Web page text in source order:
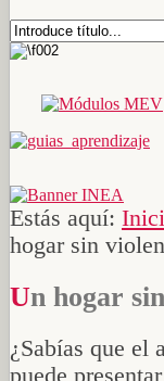
Estás aquí:
hogar sin
Un hogar
¿Sabías que el